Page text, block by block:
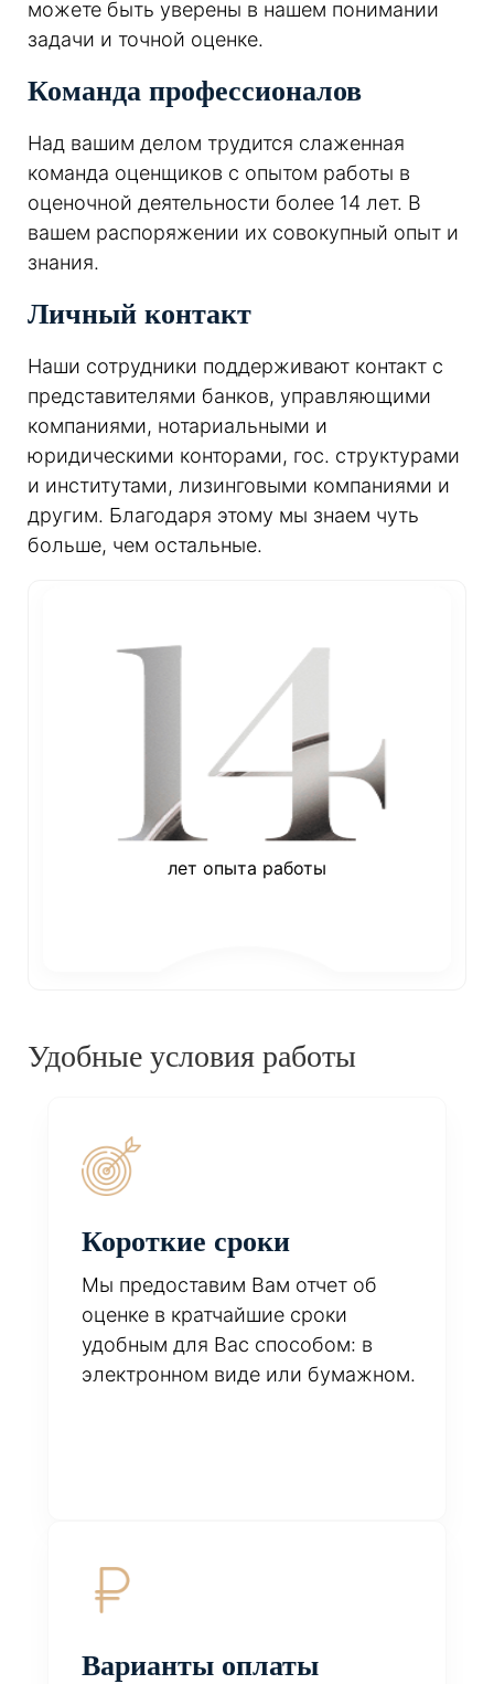
можете быть уверены в нашем понимании
задачи и точной оценке.
Команда профессионалов
Над вашим делом трудится слаженная
команда оценщиков с опытом работы в
оценочной деятельности более 14 лет. В
вашем распоряжении их совокупный опыт и
знания.
Личный контакт
Наши сотрудники поддерживают контакт с
представителями банков, управляющими
компаниями, нотариальными и
юридическими конторами, гос. структурами
и институтами, лизинговыми компаниями и
другим. Благодаря этому мы знаем чуть
больше, чем остальные.
лет опыта работы
Удобные условия работы
Короткие сроки
Мы предоставим Вам отчет об
оценке в кратчайшие сроки
удобным для Вас способом: в
электронном виде или бумажном.
Варианты оплаты